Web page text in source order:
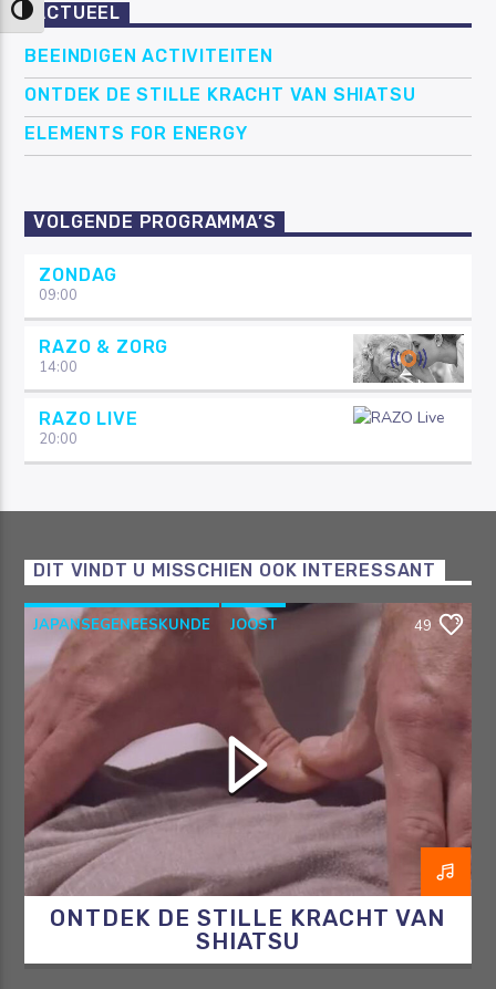
Keuze voor hoog contrast
ACTUEEL
BEEINDIGEN ACTIVITEITEN
ONTDEK DE STILLE KRACHT VAN SHIATSU
ELEMENTS FOR ENERGY
VOLGENDE PROGRAMMA’S
ZONDAG
09:00
RAZO & ZORG
14:00
RAZO LIVE
20:00
DIT VINDT U MISSCHIEN OOK INTERESSANT
JAPANSEGENEESKUNDE
JOOST
OOSTERSEGENEESKUNDE
RAZO & ZORG
SHIATSU
49
ONTDEK DE STILLE KRACHT VAN
SHIATSU